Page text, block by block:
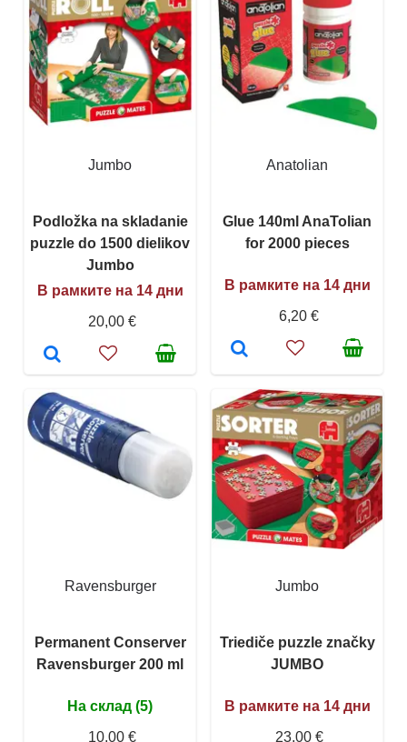
Jumbo
Podložka na skladanie
puzzle do 1500 dielikov
Jumbo
В рамките на 14 дни
20,00 €
Anatolian
Glue 140ml AnaTolian
for 2000 pieces
В рамките на 14 дни
6,20 €
Ravensburger
Permanent Conserver
Ravensburger 200 ml
На склад (5)
10,00 €
Jumbo
Triediče puzzle značky
JUMBO
В рамките на 14 дни
23,00 €